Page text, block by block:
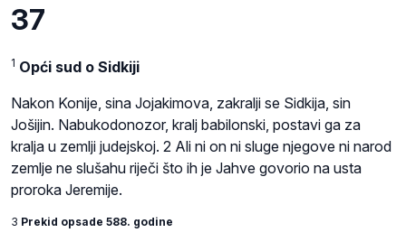
37
1 Opći sud o Sidkiji
Nakon Konije, sina Jojakimova, zakralji se Sidkija, sin
Jošijin. Nabukodonozor, kralj babilonski, postavi ga za
kralja u zemlji judejskoj. 2 Ali ni on ni sluge njegove ni narod
zemlje ne slušahu riječi što ih je Jahve govorio na usta
proroka Jeremije.
3 Prekid opsade 588. godine